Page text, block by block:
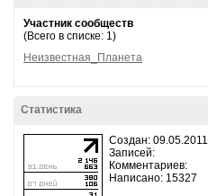
Участник сообществ
(Всего в списке: 1)
Неизвестная_Планета
Статистика
Создан: 09.05.2011
Записей:
Комментариев:
Написано: 15327